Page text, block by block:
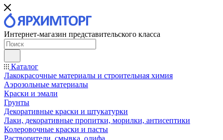
Интернет-магазин представительского класса
Каталог
Лакокрасочные материалы и строительная химия
Аэрозольные материалы
Краски и эмали
Грунты
Декоративные краски и штукатурки
Лаки, декоративные пропитки, морилки, антисептики
Колеровочные краски и пасты
Растворители, смывка, олифа